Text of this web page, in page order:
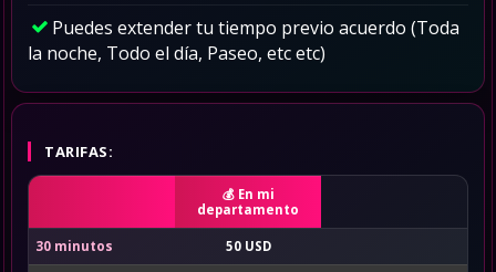
Puedes extender tu tiempo previo acuerdo (Toda
la noche, Todo el día, Paseo, etc etc)
TARIFAS:
En mi
departamento
30 minutos 50 USD